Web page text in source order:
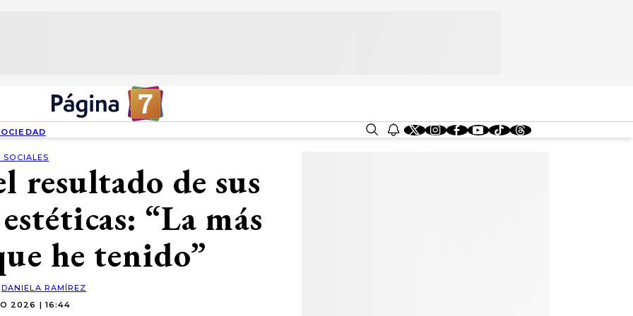
SOCIALES
resultado de sus
“La más
he tenido”
DANIELA RAMÍREZ
2026 | 16:44